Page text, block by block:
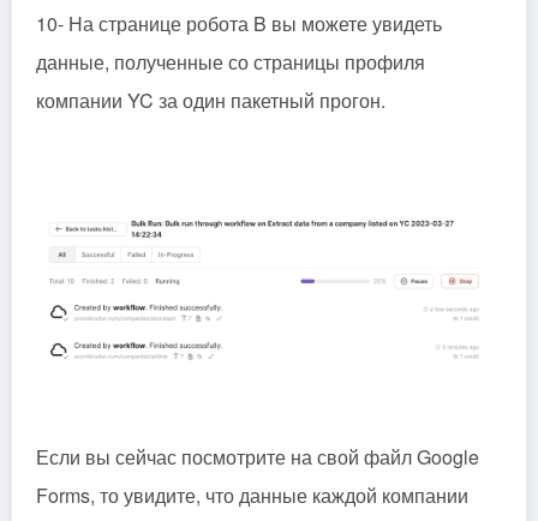
10- На странице робота B вы можете увидеть
данные, полученные со страницы профиля
компании YC за один пакетный прогон.
Если вы сейчас посмотрите на свой файл Google
Forms, то увидите, что данные каждой компании